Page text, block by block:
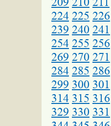
224 225 226
239 240 241
254 255 256
269 270 271
284 285 286
299 300 301
314 315 316
329 330 331